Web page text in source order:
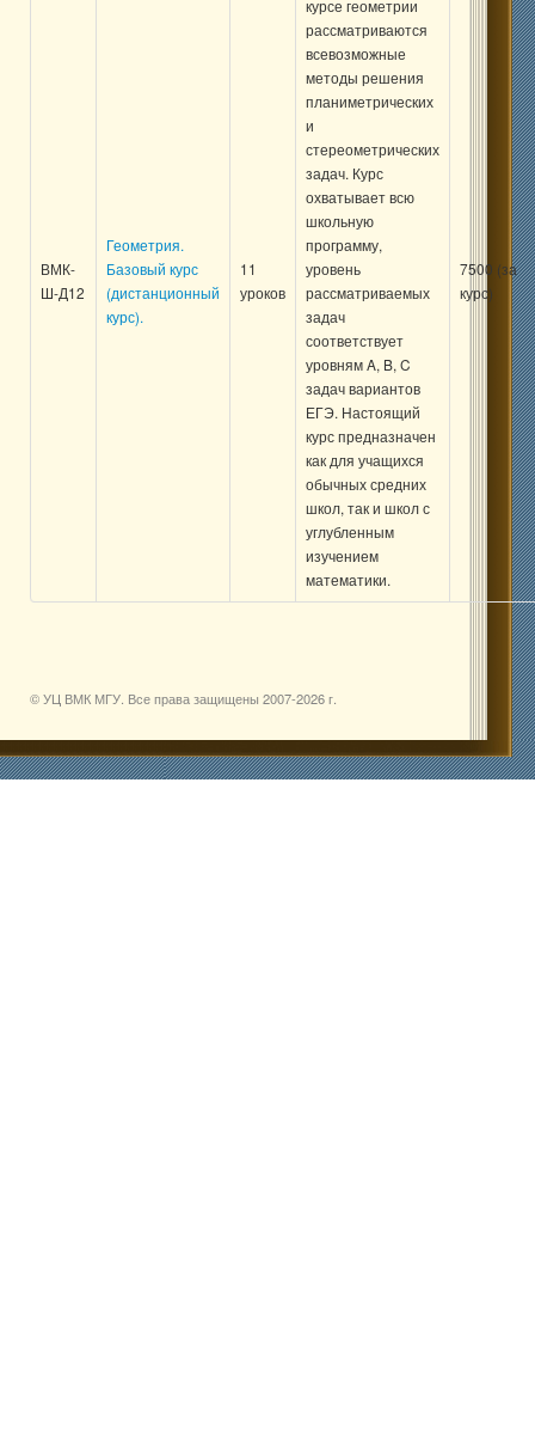
ВМК-
Ш-Д12
Геометрия.
Базовый курс
(дистанционный
курс).
11
уроков
курсе геометрии
рассматриваются
всевозможные
методы решения
планиметрических
и
стереометрических
задач. Курс
охватывает всю
школьную
программу,
уровень
рассматриваемых
задач
соответствует
уровням A, B, C
задач вариантов
ЕГЭ. Настоящий
курс предназначен
как для учащихся
обычных средних
школ, так и школ с
углубленным
изучением
математики.
7500 (за
курс)
© УЦ ВМК МГУ. Все права защищены 2007-2026 г.